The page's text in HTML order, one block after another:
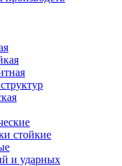
стойкие
и ударных